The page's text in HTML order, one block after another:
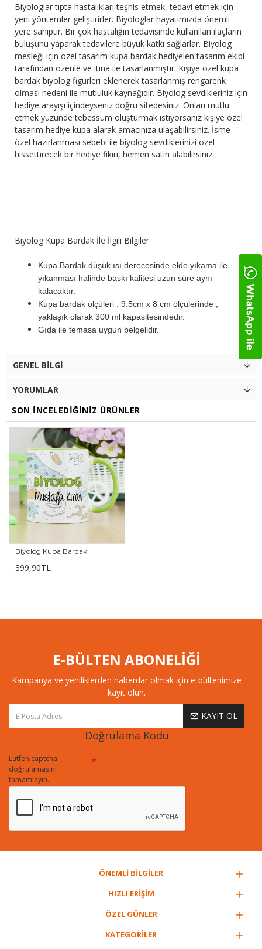
Biyologlar tıpta hastalıkları teşhis etmek, tedavi etmek için
yeni yöntemler geliştirirler. Biyologlar hayatımızda önemli
yere sahiptir. Bir çok hastalığın tedavisinde kullanılan ilaçların
buluşunu yaparak tedavilere büyük katkı sağlarlar. Biyolog
mesleği için özel tasarım kupa bardak hediyelen tasarım ekibi
tarafından özenle ve itina ile tasarlanmıştır. Kişiye özel kupa
bardak biyolog figürleri eklenerek tasarlanmış rengarenk
olması nedeni ile mutluluk kaynağıdır. Biyolog sevdikleriniz için
hediye arayışı içindeyseniz doğru sitedesiniz. Onları mutlu
etmek yüzünde tebessüm oluşturmak istiyorsanız kişiye özel
tasarım hediye kupa alarak amacınıza ulaşabilirsiniz. İsme
özel hazırlanması sebebi ile biyolog sevdiklerinizi özel
hissettirecek bir hediye fikiri, hemen satın alabilirsiniz.
Biyolog Kupa Bardak İle İlgili Bilgiler
Kupa Bardak düşük ısı derecesinde elde yıkama ile
yıkanması halinde baskı kalitesi uzun süre aynı
kalacaktır.
Kupa bardak ölçüleri : 9.5cm x 8 cm ölçülerinde ,
yaklaşık olarak 300 ml kapasitesindedir.
Gıda ile temasa uygun belgelidir.
GENEL BILGI
YORUMLAR
SON İNCELEDIĞINIZ ÜRÜNLER
Biyolog Kupa Bardak
399,90TL
E-BÜLTEN ABONELİĞİ
Kampanya ve yeniliklerden haberdar olmak için e-bültenimize
kayıt olun.
KAYIT OL
Doğrulama Kodu
Lütfen captcha
doğrulamasını
tamamlayın.
ÖNEMLİ BİLGİLER
HIZLI ERİŞİM
ÖZEL GÜNLER
KATEGORİLER